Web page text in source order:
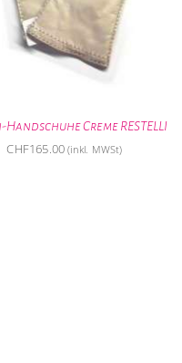
Handschuhe Creme RESTELLI
CHF165.00 (inkl. MWSt)